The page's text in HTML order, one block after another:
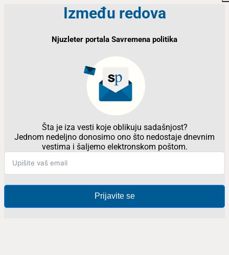
Između redova
Njuzleter portala Savremena politika
Šta je iza vesti koje oblikuju sadašnjost?
Jednom nedeljno donosimo ono što nedostaje dnevnim
vestima i šaljemo elektronskom poštom.
Prijavite se